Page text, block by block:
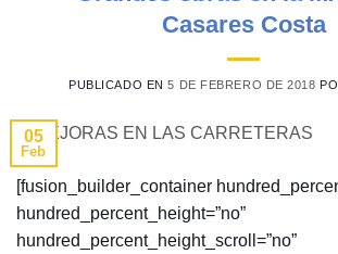
Casares Costa
PUBLICADO EN5 DE FEBRERO DE 2018
05
Feb
[fusion_builder_container
hundred_percent_height=”no”
hundred_percent_height_scroll=”no”